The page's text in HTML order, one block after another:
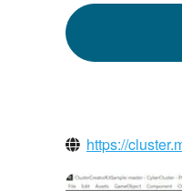
https://